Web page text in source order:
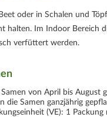
oder in Schalen und
halten. Im Indoor Bereich
verfüttert werden.
von April bis August
die Samen ganzjährig
(VE): 1